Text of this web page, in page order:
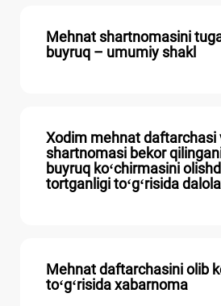
Mehnat shartnomasini
buyruq – umumiy shakl
Xodim mehnat daftarchasi
shartnomasi bekor
buyruq koʻchirmasini
tortganligi toʻgʻrisida
Mehnat daftarchasini olib
toʻgʻrisida хabarnoma